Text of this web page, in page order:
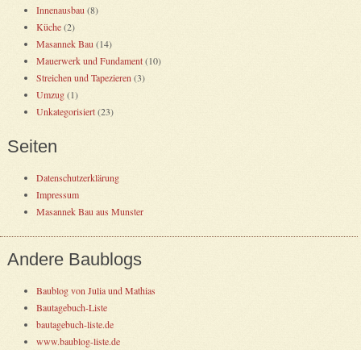
Innenausbau (8)
Küche(2)
Masannek Bau (14)
Mauerwerk und Fundament(10)
Streichen und Tapezieren (3)
Umzug(1)
Unkategorisiert(23)
Seiten
Datenschutzerklärung
Impressum
Masannek Bau aus Munster
Andere Baublogs
Baublog von Julia und Mathias
Bautagebuch-Liste
bautagebuch-liste.de
www.baublog-liste.de